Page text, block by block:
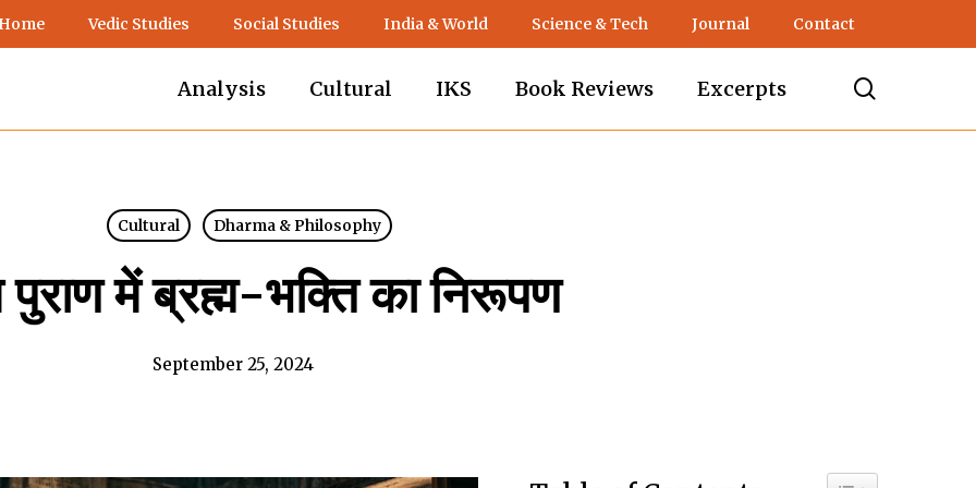
Vedic Studies Social Studies India & World Science & Tech Journal Contact
Analysis Cultural IKS Book Reviews Excerpts
Cultural Dharma & Philosophy
में ब्रह्म-भक्ति का निरूपण
September 25, 2024
Toggle Table of